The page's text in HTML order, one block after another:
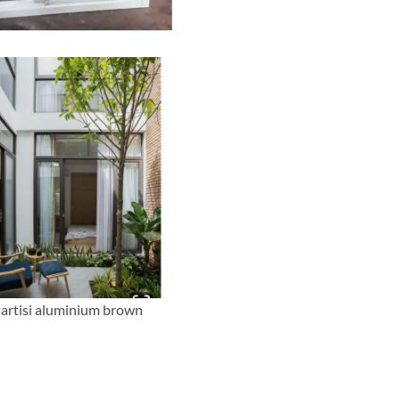
aluminium brown